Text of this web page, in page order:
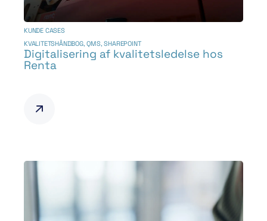
KUNDE CASES
KVALITETSHÅNDBOG,QMS,SHAREPOINT
Digitalisering af kvalitetsledelse hos
Renta